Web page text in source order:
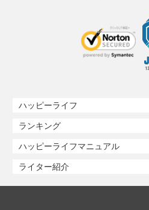
ハッピーライフ
ランキング
ハッピーライフマニュアル
ライター紹介